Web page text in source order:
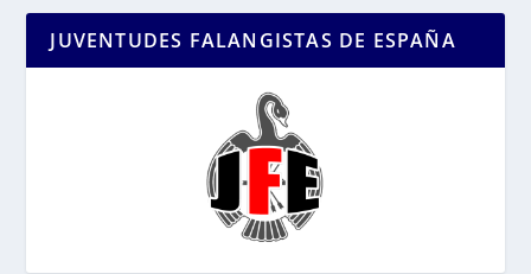
JUVENTUDES FALANGISTAS DE ESPAÑA